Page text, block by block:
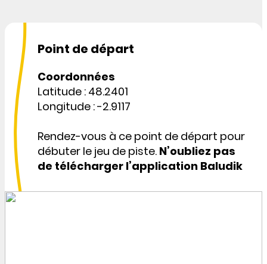
Point de départ
Coordonnées
Latitude : 48.2401
Longitude : -2.9117
Rendez-vous à ce point de départ pour
débuter le jeu de piste. N’oubliez pas
de télécharger l’application Baludik